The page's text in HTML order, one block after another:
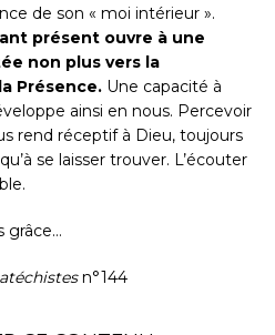
de son « moi intérieur ».
présent ouvre à une
non plus vers la
Présence. Une capacité à
ainsi en nous. Percevoir
rend réceptif à Dieu, toujours
se laisser trouver. L’écouter
grâce…
n°144